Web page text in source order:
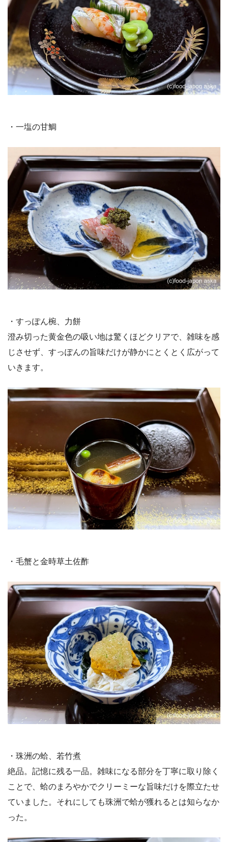
・一塩の甘鯛
・すっぽん椀、力餅
澄み切った黄金色の吸い地は驚くほどクリアで、雑味を感
じさせず、すっぽんの旨味だけが静かにとくとく広がって
いきます。
・毛蟹と金時草土佐酢
・珠洲の蛤、若竹煮
絶品。記憶に残る一品。雑味になる部分を丁寧に取り除く
ことで、蛤のまろやかでクリーミーな旨味だけを際立たせ
ていました。それにしても珠洲で蛤が獲れるとは知らなか
った。